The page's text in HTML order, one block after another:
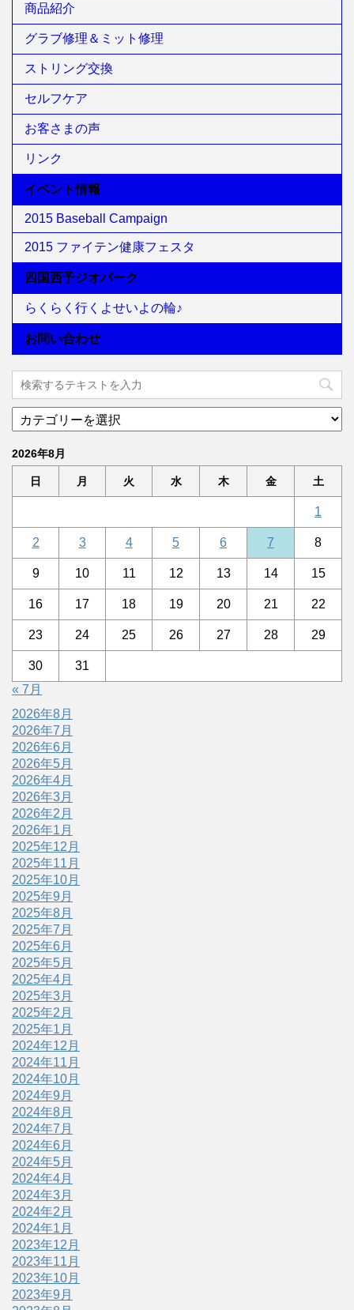
商品紹介
グラブ修理＆ミット修理
ストリング交換
セルフケア
お客さまの声
リンク
イベント情報
2015 Baseball Campaign
2015 ファイテン健康フェスタ
四国西予ジオパーク
らくらく行くよせいよの輪♪
お問い合わせ
2026年8月
日 月 火 水 木 金 土
1
2 3 4 5 6 7 8
9 10 11 12 13 14 15
16 17 18 19 20 21 22
23 24 25 26 27 28 29
30
31
« 7月
2026年8月
2026年7月
2026年6月
2026年5月
2026年4月
2026年3月
2026年2月
2026年1月
2025年12月
2025年11月
2025年10月
2025年9月
2025年8月
2025年7月
2025年6月
2025年5月
2025年4月
2025年3月
2025年2月
2025年1月
2024年12月
2024年11月
2024年10月
2024年9月
2024年8月
2024年7月
2024年6月
2024年5月
2024年4月
2024年3月
2024年2月
2024年1月
2023年12月
2023年11月
2023年10月
2023年9月